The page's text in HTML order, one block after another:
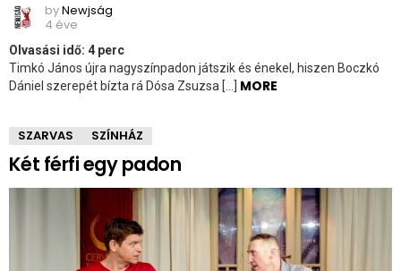
byNewjság
4 éve
Olvasási idő: 4 perc
Timkó János újra nagyszínpadon játszik és énekel, hiszen Boczkó
Dániel szerepét bízta rá Dósa Zsuzsa […] MORE
SZARVAS SZÍNHÁZ
Két férfi egy padon